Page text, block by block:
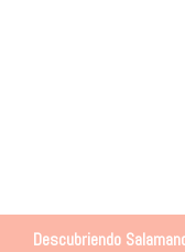
Descubriendo